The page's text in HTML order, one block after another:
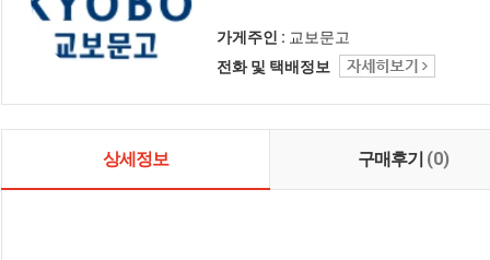
가게주인 : 교보문고
전화 및 택배정보
상세정보 구매후기 (0)